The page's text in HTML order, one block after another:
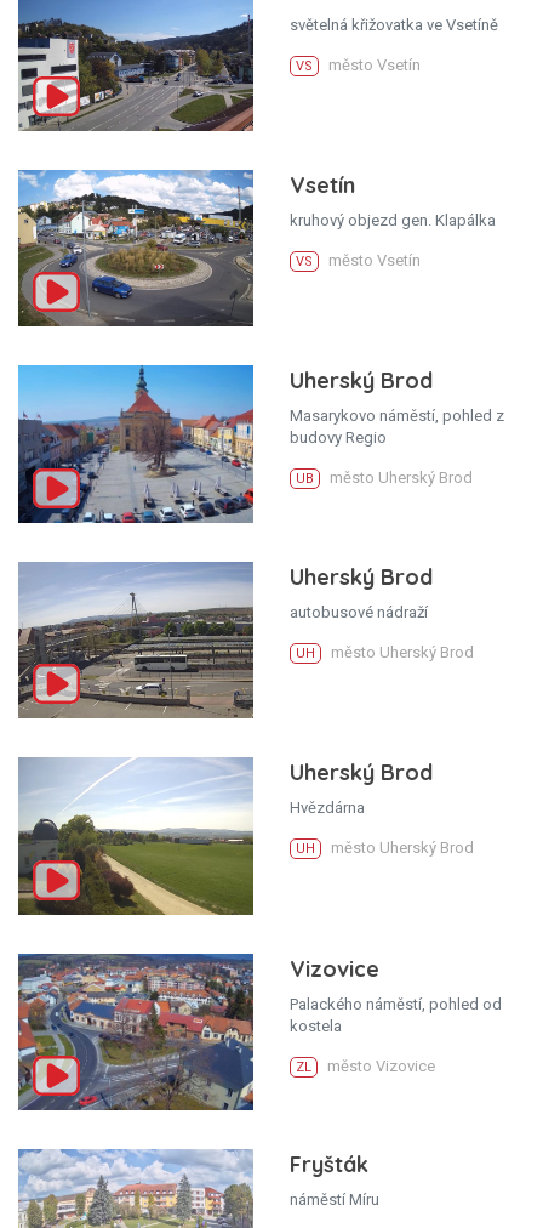
světelná křižovatka ve Vsetíně
VS město Vsetín
Vsetín
kruhový objezd gen. Klapálka
VS město Vsetín
Uherský Brod
Masarykovo náměstí, pohled z
budovy Regio
UB město Uherský Brod
Uherský Brod
autobusové nádraží
UH město Uherský Brod
Uherský Brod
Hvězdárna
UH město Uherský Brod
Vizovice
Palackého náměstí, pohled od
kostela
ZL město Vizovice
Fryšták
náměstí Míru